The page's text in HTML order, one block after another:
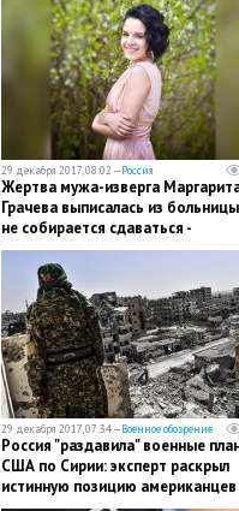
29 декабря 2017, 08:02 —Россия
Жертва мужа-изверга
Грачева выписалась из
не собирается сдаваться -
подробности
29 декабря 2017, 07:34 —Военное обозрение
Россия "раздавила" военные
США по Сирии: эксперт раскрыл
истинную позицию американцев